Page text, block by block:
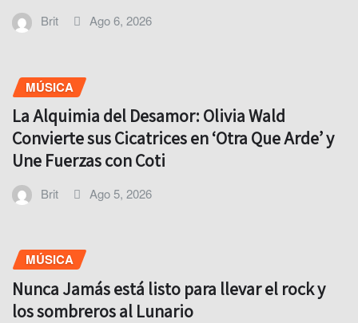
Brit Ago 6, 2026
MÚSICA
La Alquimia del Desamor: Olivia Wald
Convierte sus Cicatrices en ‘Otra Que Arde’ y
Une Fuerzas con Coti
Brit Ago 5, 2026
MÚSICA
Nunca Jamás está listo para llevar el rock y
los sombreros al Lunario